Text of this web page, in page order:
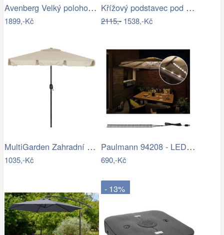
Avenberg Velký polohovatelný slunečník…
1899,-Kč
Křížový podstavec pod slunečník ET9496…
2115,-1538,-Kč
MultiGarden Zahradní slunečník Kosy…
1035,-Kč
Paulmann 94208 - LED/1,8W Osvětlení…
690,-Kč
- 13%